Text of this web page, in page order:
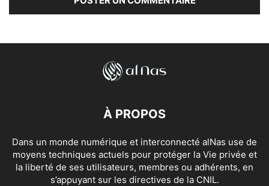
À PROPOS
Dans un monde numérique et interconnecté alNas use de
moyens techniques actuels pour protéger la Vie privée et
la liberté de ses utilisateurs, membres ou adhérents, en
s’appuyant sur les directives de la CNIL.